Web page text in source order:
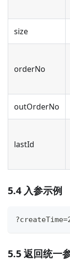
size
orderNo
outOrderNo
lastId
5.4 入参示例
5.5 返回统一